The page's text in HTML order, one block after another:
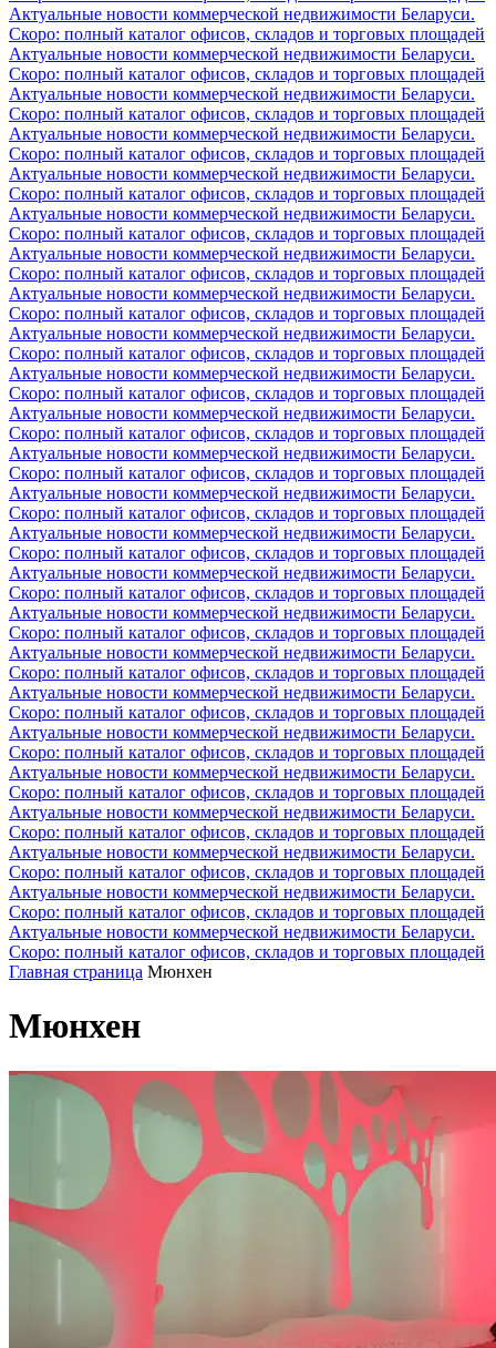
Актуальные новости коммерческой недвижимости Беларуси.
Скоро: полный каталог офисов, складов и торговых площадей
Актуальные новости коммерческой недвижимости Беларуси.
Скоро: полный каталог офисов, складов и торговых площадей
Актуальные новости коммерческой недвижимости Беларуси.
Скоро: полный каталог офисов, складов и торговых площадей
Актуальные новости коммерческой недвижимости Беларуси.
Скоро: полный каталог офисов, складов и торговых площадей
Актуальные новости коммерческой недвижимости Беларуси.
Скоро: полный каталог офисов, складов и торговых площадей
Актуальные новости коммерческой недвижимости Беларуси.
Скоро: полный каталог офисов, складов и торговых площадей
Актуальные новости коммерческой недвижимости Беларуси.
Скоро: полный каталог офисов, складов и торговых площадей
Актуальные новости коммерческой недвижимости Беларуси.
Скоро: полный каталог офисов, складов и торговых площадей
Актуальные новости коммерческой недвижимости Беларуси.
Скоро: полный каталог офисов, складов и торговых площадей
Актуальные новости коммерческой недвижимости Беларуси.
Скоро: полный каталог офисов, складов и торговых площадей
Актуальные новости коммерческой недвижимости Беларуси.
Скоро: полный каталог офисов, складов и торговых площадей
Актуальные новости коммерческой недвижимости Беларуси.
Скоро: полный каталог офисов, складов и торговых площадей
Актуальные новости коммерческой недвижимости Беларуси.
Скоро: полный каталог офисов, складов и торговых площадей
Актуальные новости коммерческой недвижимости Беларуси.
Скоро: полный каталог офисов, складов и торговых площадей
Актуальные новости коммерческой недвижимости Беларуси.
Скоро: полный каталог офисов, складов и торговых площадей
Актуальные новости коммерческой недвижимости Беларуси.
Скоро: полный каталог офисов, складов и торговых площадей
Актуальные новости коммерческой недвижимости Беларуси.
Скоро: полный каталог офисов, складов и торговых площадей
Актуальные новости коммерческой недвижимости Беларуси.
Скоро: полный каталог офисов, складов и торговых площадей
Актуальные новости коммерческой недвижимости Беларуси.
Скоро: полный каталог офисов, складов и торговых площадей
Актуальные новости коммерческой недвижимости Беларуси.
Скоро: полный каталог офисов, складов и торговых площадей
Актуальные новости коммерческой недвижимости Беларуси.
Скоро: полный каталог офисов, складов и торговых площадей
Актуальные новости коммерческой недвижимости Беларуси.
Скоро: полный каталог офисов, складов и торговых площадей
Актуальные новости коммерческой недвижимости Беларуси.
Скоро: полный каталог офисов, складов и торговых площадей
Актуальные новости коммерческой недвижимости Беларуси.
Скоро: полный каталог офисов, складов и торговых площадей
Главная страница Мюнхен
Мюнхен